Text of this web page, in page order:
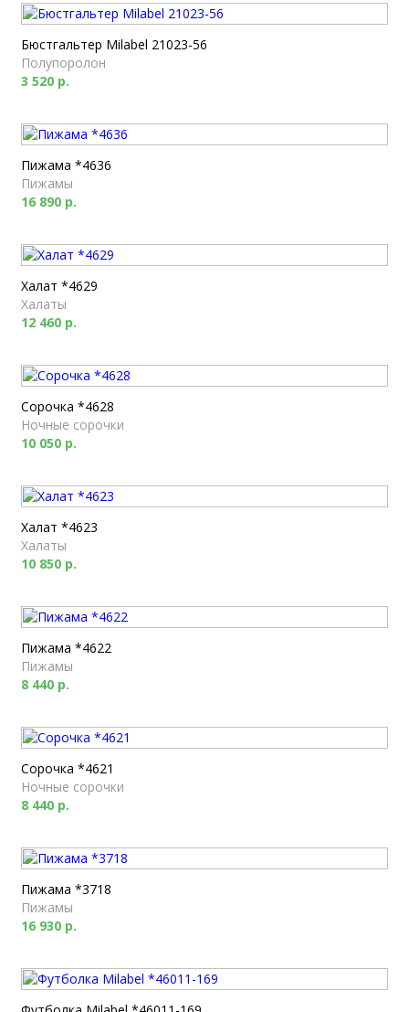
Бюстгальтер Milabel 21023-56
Полупоролон
3 520 р.
Пижама *4636
Пижамы
16 890 р.
Халат *4629
Халаты
12 460 р.
Сорочка *4628
Ночные сорочки
10 050 р.
Халат *4623
Халаты
10 850 р.
Пижама *4622
Пижамы
8 440 р.
Сорочка *4621
Ночные сорочки
8 440 р.
Пижама *3718
Пижамы
16 930 р.